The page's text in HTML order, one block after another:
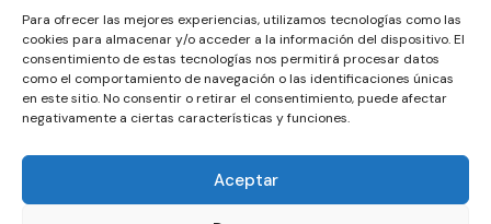
Para ofrecer las mejores experiencias, utilizamos tecnologías como las
cookies para almacenar y/o acceder a la información del dispositivo. El
consentimiento de estas tecnologías nos permitirá procesar datos
como el comportamiento de navegación o las identificaciones únicas
en este sitio. No consentir o retirar el consentimiento, puede afectar
negativamente a ciertas características y funciones.
Aceptar